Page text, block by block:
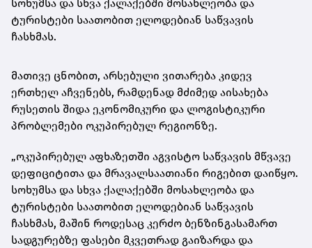
სოხუმსა და სხვა ქალაქებში მოსახლეობა და
ტურისტები საათობით ელოდებიან საწვავის
ჩასხმას.
მათივე ცნობით, არსებული ვითარება კიდევ
ერთხელ აჩვენებს, რამდენად მძიმედ აისახება
რუსეთის შიდა ეკონომიკური და ლოგისტიკური
პრობლემები ოკუპირებულ რეგიონზე.
„ოკუპირებულ აფხაზეთში აგვისტო საწვავის მწვავე
დეფიციტითა და მრავალსაათიანი რიგებით დაიწყო.
სოხუმსა და სხვა ქალაქებში მოსახლეობა და
ტურისტები საათობით ელოდებიან საწვავის
ჩასხმას, მაშინ როდესაც კერძო ბენზინგასამართ
სადგურებზე ფასები მკვეთრად გაიზარდა და